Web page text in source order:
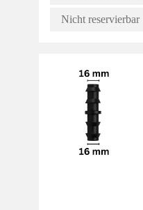
Nicht reservierbar